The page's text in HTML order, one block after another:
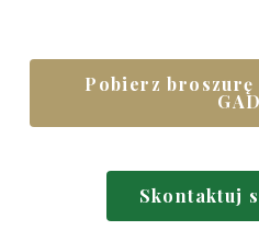
Pobierz
Skontaktuj